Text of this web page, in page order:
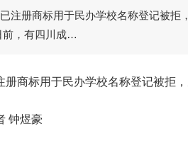
册商标用于民办学校名称登记被
，有四川成…
商标用于民办学校名称登记被拒，
钟煜豪